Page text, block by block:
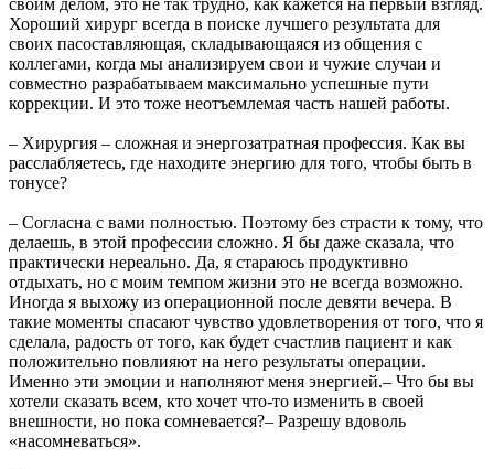
Хороший хирург всегда в поиске лучшего результата для
своих пасоставляющая, складывающаяся из общения с
коллегами, когда мы анализируем свои и чужие случаи и
совместно разрабатываем максимально успешные пути
коррекции. И это тоже неотъемлемая часть нашей работы.
– Хирургия – сложная и энергозатратная профессия. Как вы
расслабляетесь, где находите энергию для того, чтобы быть в
тонусе?
– Согласна с вами полностью. Поэтому без страсти к тому, что
делаешь, в этой профессии сложно. Я бы даже сказала, что
практически нереально. Да, я стараюсь продуктивно
отдыхать, но с моим темпом жизни это не всегда возможно.
Иногда я выхожу из операционной после девяти вечера. В
такие моменты спасают чувство удовлетворения от того, что я
сделала, радость от того, как будет счастлив пациент и как
положительно повлияют на него результаты операции.
Именно эти эмоции и наполняют меня энергией.– Что бы вы
хотели сказать всем, кто хочет что-то изменить в своей
внешности, но пока сомневается?– Разрешу вдоволь
«насомневаться».